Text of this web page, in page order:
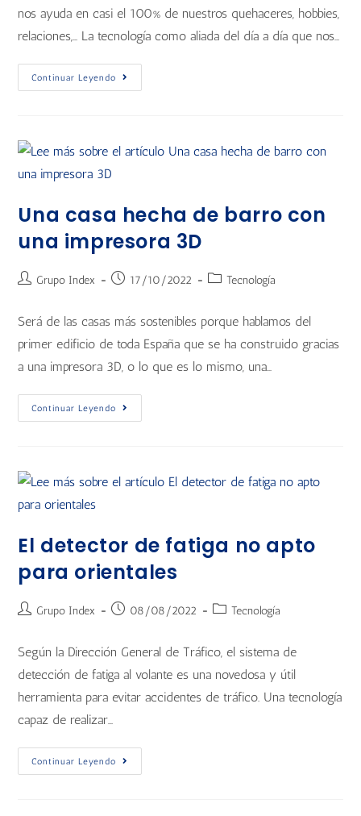
nos ayuda en casi el 100% de nuestros quehaceres, hobbies,
relaciones,… La tecnología como aliada del día a día que nos…
Continuar Leyendo
Una casa hecha de barro con
una impresora 3D
Grupo Index 17/10/2022 Tecnología
Será de las casas más sostenibles porque hablamos del
primer edificio de toda España que se ha construido gracias
a una impresora 3D, o lo que es lo mismo, una…
Continuar Leyendo
El detector de fatiga no apto
para orientales
Grupo Index 08/08/2022 Tecnología
Según la Dirección General de Tráfico, el sistema de
detección de fatiga al volante es una novedosa y útil
herramienta para evitar accidentes de tráfico. Una tecnología
capaz de realizar…
Continuar Leyendo